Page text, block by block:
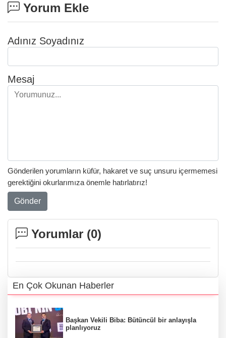
Yorum Ekle
Adınız Soyadınız
Mesaj
Gönderilen yorumların küfür, hakaret ve suç unsuru içermemesi
gerektiğini okurlarımıza önemle hatırlatırız!
Gönder
Yorumlar (0)
En Çok Okunan Haberler
Başkan Vekili Biba: Bütüncül bir anlayışla
planlıyoruz